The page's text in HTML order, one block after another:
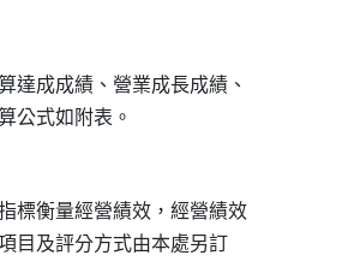
達成成績、營業成長成績、
標衡量經營績效，經營績效
目及評分方式由本處另訂